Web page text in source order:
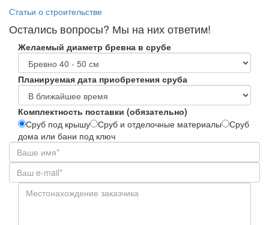
Рубрики:
Статьи о строительстве
Остались вопросы? Мы на них ответим!
Желаемый диаметр бревна в срубе
Планируемая дата приобретения сруба
Комплектность поставки (обязательно)
Сруб под крышу
Сруб и отделочные материалы
Сруб
дома или бани под ключ